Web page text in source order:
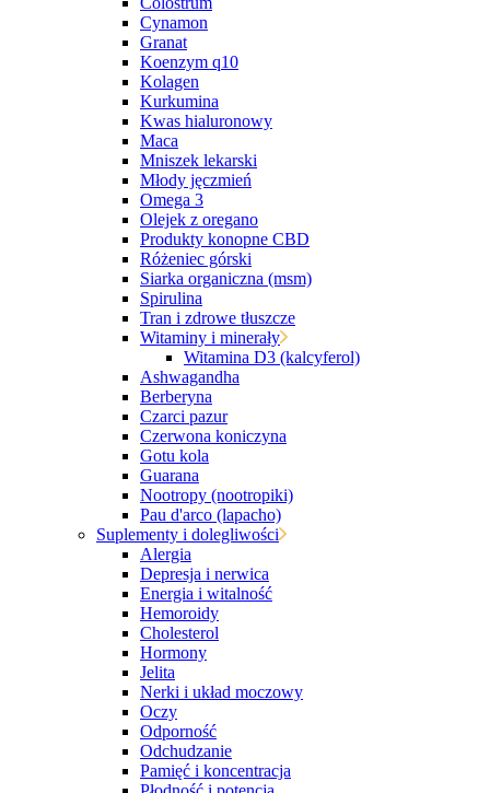
Cynamon
Granat
Koenzym q10
Kolagen
Kurkumina
Kwas hialuronowy
Maca
Mniszek lekarski
Młody jęczmień
Omega 3
Olejek z oregano
Produkty konopne CBD
Różeniec górski
Siarka organiczna (msm)
Spirulina
Tran i zdrowe tłuszcze
Witaminy i minerały
Witamina D3 (kalcyferol)
Ashwagandha
Berberyna
Czarci pazur
Czerwona koniczyna
Gotu kola
Guarana
Nootropy (nootropiki)
Pau d'arco (lapacho)
Suplementy i dolegliwości
Alergia
Depresja i nerwica
Energia i witalność
Hemoroidy
Cholesterol
Hormony
Jelita
Nerki i układ moczowy
Oczy
Odporność
Odchudzanie
Pamięć i koncentracja